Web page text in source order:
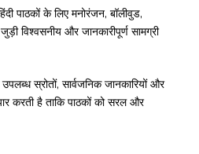
पाठकों के लिए मनोरंजन, बॉलीवुड,
विश्वसनीय और जानकारीपूर्ण सामग्री
स्रोतों, सार्वजनिक जानकारियों और
करती है ताकि पाठकों को सरल और